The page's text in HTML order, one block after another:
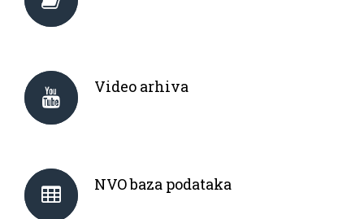
Video arhiva
NVO baza podataka